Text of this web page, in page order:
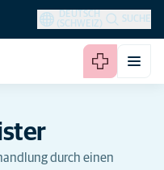
DEUTSCH
(SCHWEIZ)
SUCHE
durch einen